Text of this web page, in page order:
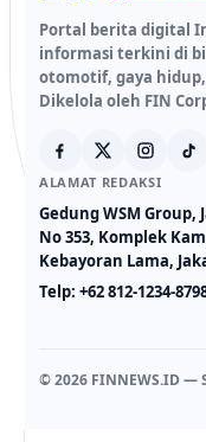
Portal berita digital
informasi terkini di
otomotif, gaya
Dikelola oleh FIN
ALAMAT REDAKSI
Gedung WSM
No 353, Komplek
Kebayoran Lama,
Telp: +62 812-1234-
© 2026 FINNEWS.ID